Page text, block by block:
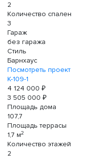
2
Количество спален
3
Гараж
без гаража
Стиль
Барнхаус
Посмотреть проект
К-109-1
4 124 000 ₽
3 505 000 ₽
Площадь дома
107,7
Площадь террасы
1,7 м2
Количество этажей
2